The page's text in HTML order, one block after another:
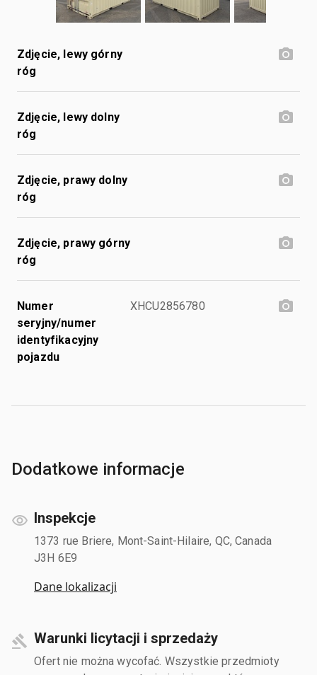
Zdjęcie, lewy górny
róg
Zdjęcie, lewy dolny
róg
Zdjęcie, prawy dolny
róg
Zdjęcie, prawy górny
róg
Numer
seryjny/numer
identyfikacyjny
pojazdu
XHCU2856780
Dodatkowe informacje
Inspekcje
1373 rue Briere, Mont-Saint-Hilaire, QC, Canada
J3H 6E9
Dane lokalizacji
Warunki licytacji i sprzedaży
Ofert nie można wycofać. Wszystkie przedmioty